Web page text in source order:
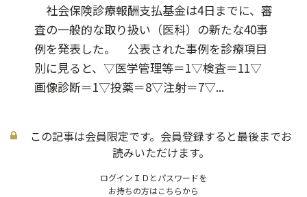
社会保険診療報酬支払基金は4日までに、審
査の一般的な取り扱い（医科）の新たな40事
例を発表した。 公表された事例を診療項目
別に見ると、▽医学管理等＝1▽検査＝11▽
画像診断＝1▽投薬＝8▽注射＝7▽...
この記事は会員限定です。会員登録すると最後までお
読みいただけます。
ログインＩＤとパスワードを
お持ちの方はこちらから